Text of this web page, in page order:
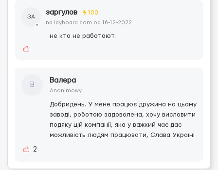
ЗА
заргулов 100
na layboard.com od 16-12-2022
не кто не работают.
В
Валера
Anonimowy
Добридень. У мене працює дружина на цьому
заводі, роботою задоволена, хочу висловити
подяку цій компанії, яка у важкий час дає
можливість людям працювати, Слава Україні
2